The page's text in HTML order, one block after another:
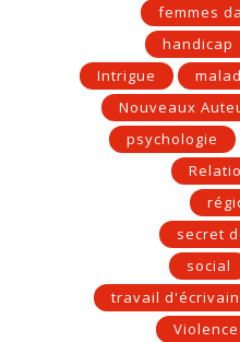
femmes
handicap
Intrigue
Nouveaux
psychologie
secret
social
travail d'écrivain